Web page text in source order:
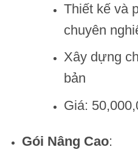
Thiết kế và
chuyên
Xây dựng
bản
Giá:
Gói Nâng Cao: